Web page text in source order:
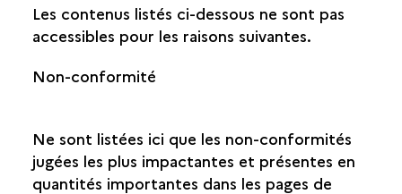
Les contenus listés ci-dessous ne sont pas
accessibles pour les raisons suivantes.
Non-conformité
Ne sont listées ici que les non-conformités
jugées les plus impactantes et présentes en
quantités importantes dans les pages de